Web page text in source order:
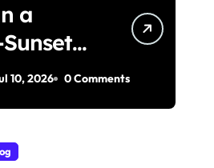
a
in
10, 2026 0 Comments